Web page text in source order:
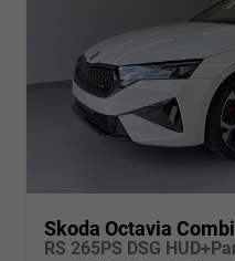
Skoda Octavia Combi